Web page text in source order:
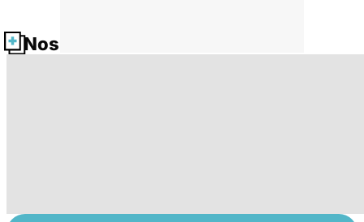
Nos fiches santé